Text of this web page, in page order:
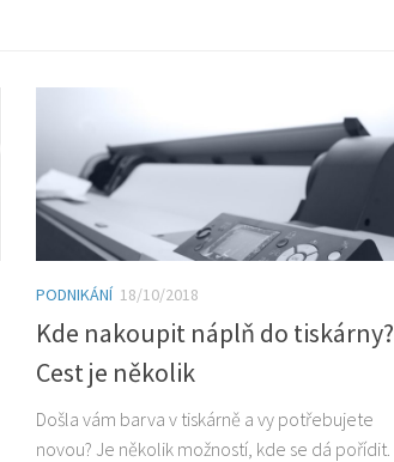
PODNIKÁNÍ 18/10/2018
Kde nakoupit náplň do tiskárny?
Cest je několik
Došla vám barva v tiskárně a vy potřebujete
novou? Je několik možností, kde se dá pořídit.